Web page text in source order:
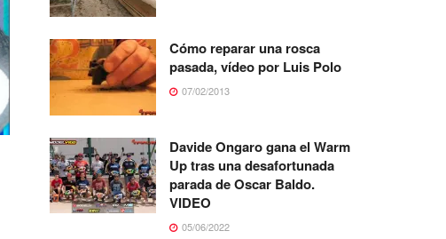
Cómo reparar una rosca
pasada, vídeo por Luis Polo
07/02/2013
Davide Ongaro gana el Warm
Up tras una desafortunada
parada de Oscar Baldo.
VIDEO
05/06/2022